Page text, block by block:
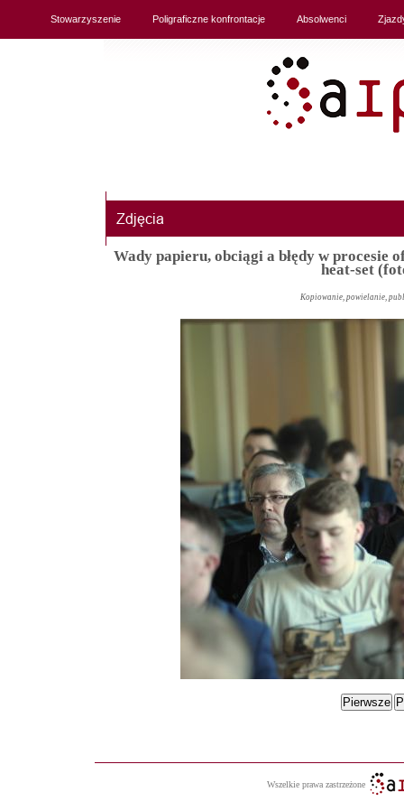
Stowarzyszenie Poligraficzne konfrontacje Absolwenci
Wady papieru, obciągi a błędy w procesie
heat-set
Kopiowanie, powielanie,
Wszelkie prawa zastrzeżone